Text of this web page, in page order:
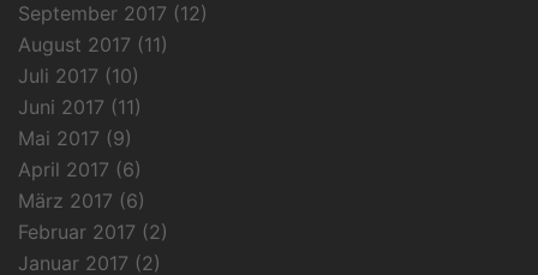
September 2017 (12)
August 2017 (11)
Juli 2017 (10)
Juni 2017 (11)
Mai 2017 (9)
April 2017 (6)
März 2017 (6)
Februar 2017 (2)
Januar 2017 (2)